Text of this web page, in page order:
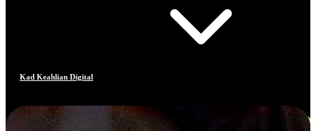
Kad Keahlian Digital